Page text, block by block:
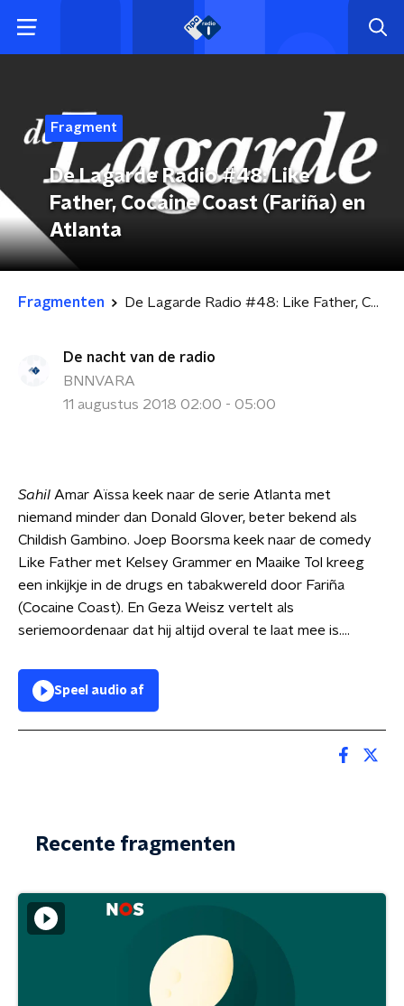
Fragment
De Lagarde Radio #48: Like
Father, Cocaine Coast (Fariña) en
Atlanta
Fragmenten De Lagarde Radio #48: Like Father, Cocaine Coast (Fariña) en Atlanta
De nacht van de radio
BNNVARA
11 augustus 2018 02:00 - 05:00
Sahil Amar Aïssa keek naar de serie Atlanta met
niemand minder dan Donald Glover, beter bekend als
Childish Gambino. Joep Boorsma keek naar de comedy
Like Father met Kelsey Grammer en Maaike Tol kreeg
een inkijkje in de drugs en tabakwereld door Fariña
(Cocaine Coast). En Geza Weisz vertelt als
seriemoordenaar dat hij altijd overal te laat mee is....
Speel audio af
Recente fragmenten